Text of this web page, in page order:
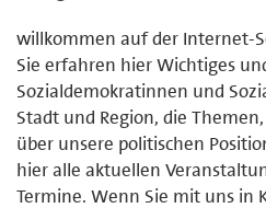
willkommen auf der Internet-
Sie erfahren hier Wichtiges
Sozialdemokratinnen und
Stadt und Region, die
über unsere politischen
hier alle aktuellen
Termine. Wenn Sie mit uns in